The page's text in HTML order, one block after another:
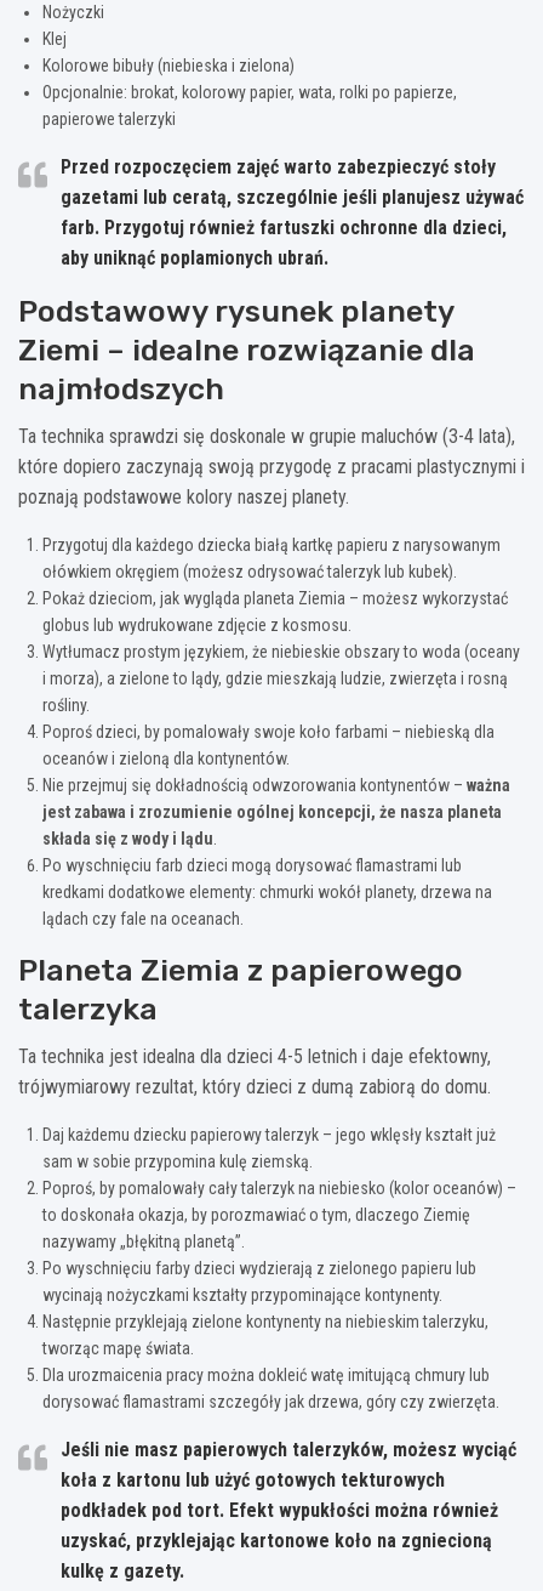
Nożyczki
Klej
Kolorowe bibuły (niebieska i zielona)
Opcjonalnie: brokat, kolorowy papier, wata, rolki po papierze,
papierowe talerzyki
Przed rozpoczęciem zajęć warto zabezpieczyć stoły
gazetami lub ceratą, szczególnie jeśli planujesz używać
farb. Przygotuj również fartuszki ochronne dla dzieci,
aby uniknąć poplamionych ubrań.
Podstawowy rysunek planety
Ziemi – idealne rozwiązanie dla
najmłodszych
Ta technika sprawdzi się doskonale w grupie maluchów (3-4 lata),
które dopiero zaczynają swoją przygodę z pracami plastycznymi i
poznają podstawowe kolory naszej planety.
Przygotuj dla każdego dziecka białą kartkę papieru z narysowanym
ołówkiem okręgiem (możesz odrysować talerzyk lub kubek).
Pokaż dzieciom, jak wygląda planeta Ziemia – możesz wykorzystać
globus lub wydrukowane zdjęcie z kosmosu.
Wytłumacz prostym językiem, że niebieskie obszary to woda (oceany
i morza), a zielone to lądy, gdzie mieszkają ludzie, zwierzęta i rosną
rośliny.
Poproś dzieci, by pomalowały swoje koło farbami – niebieską dla
oceanów i zieloną dla kontynentów.
Nie przejmuj się dokładnością odwzorowania kontynentów – ważna
jest zabawa i zrozumienie ogólnej koncepcji, że nasza planeta
składa się z wody i lądu
Po wyschnięciu farb dzieci mogą dorysować flamastrami lub
kredkami dodatkowe elementy: chmurki wokół planety, drzewa na
lądach czy fale na oceanach.
Planeta Ziemia z papierowego
talerzyka
Ta technika jest idealna dla dzieci 4-5 letnich i daje efektowny,
trójwymiarowy rezultat, który dzieci z dumą zabiorą do domu.
Daj każdemu dziecku papierowy talerzyk – jego wklęsły kształt już
sam w sobie przypomina kulę ziemską.
Poproś, by pomalowały cały talerzyk na niebiesko (kolor oceanów) –
to doskonała okazja, by porozmawiać o tym, dlaczego Ziemię
nazywamy „błękitną planetą”.
Po wyschnięciu farby dzieci wydzierają z zielonego papieru lub
wycinają nożyczkami kształty przypominające kontynenty.
Następnie przyklejają zielone kontynenty na niebieskim talerzyku,
tworząc mapę świata.
Dla urozmaicenia pracy można dokleić watę imitującą chmury lub
dorysować flamastrami szczegóły jak drzewa, góry czy zwierzęta.
Jeśli nie masz papierowych talerzyków, możesz wyciąć
koła z kartonu lub użyć gotowych tekturowych
podkładek pod tort. Efekt wypukłości można również
uzyskać, przyklejając kartonowe koło na zgniecioną
kulkę z gazety.